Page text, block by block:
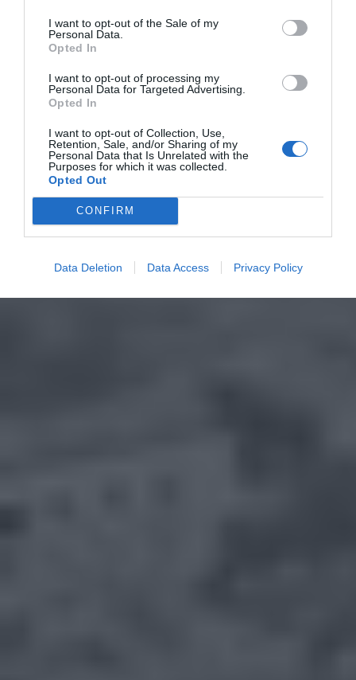
I want to opt-out of the Sale of my
Personal Data.
Opted In
I want to opt-out of processing my
Personal Data for Targeted Advertising.
Opted In
I want to opt-out of Collection, Use,
Retention, Sale, and/or Sharing of my
Personal Data that Is Unrelated with the
Purposes for which it was collected.
Opted Out
CONFIRM
Data Deletion Data Access Privacy Policy